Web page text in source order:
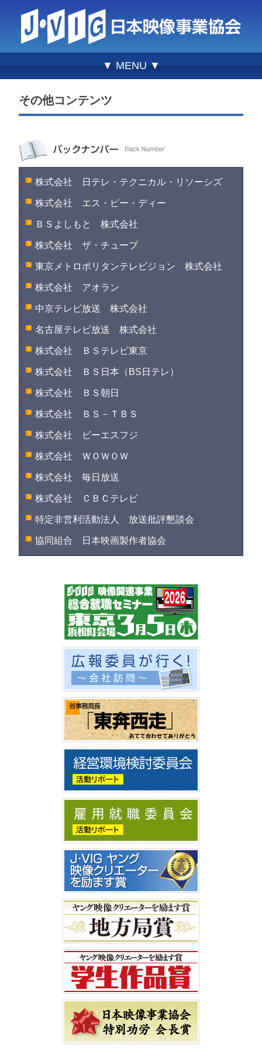
▼ MENU ▼
その他コンテンツ
株式会社 日テレ・テクニカル・リソーシズ
株式会社 エス・ピー・ディー
ＢＳよしもと 株式会社
株式会社 ザ・チューブ
東京メトロポリタンテレビジョン 株式会社
株式会社 アオラン
中京テレビ放送 株式会社
名古屋テレビ放送 株式会社
株式会社 ＢＳテレビ東京
株式会社 ＢＳ日本（BS日テレ）
株式会社 ＢＳ朝日
株式会社 ＢＳ－ＴＢＳ
株式会社 ビーエスフジ
株式会社 ＷＯＷＯＷ
株式会社 毎日放送
株式会社 ＣＢＣテレビ
特定非営利活動法人 放送批評懇談会
協同組合 日本映画製作者協会